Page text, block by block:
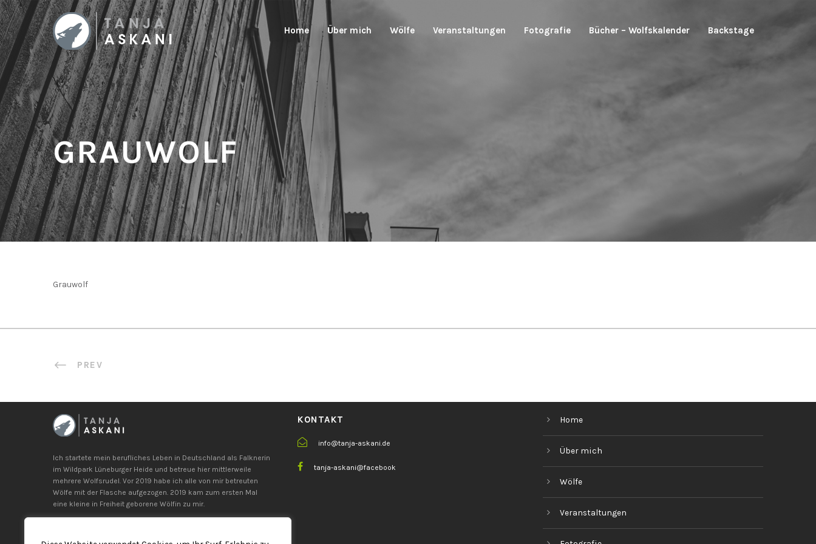
Home Über mich Wölfe Veranstaltungen Fotografie Bücher – Wolfskalender Backstage
GRAUWOLF
Grauwolf
PREV
Ich startete mein berufliches Leben in Deutschland als Falknerin
im Wildpark Lüneburger Heide und betreue hier mittlerweile
mehrere Wolfsrudel. Vor 2019 habe ich alle von mir betreuten
Wölfe mit der Flasche aufgezogen. 2019 kam zum ersten Mal
eine kleine in Freiheit geborene Wölfin zu mir.
KONTAKT
info@tanja-askani.de
tanja-askani@facebook
Home
Über mich
Wölfe
Veranstaltungen